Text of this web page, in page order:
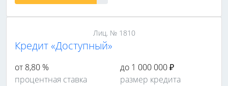
Лиц. № 1810
Кредит «Доступный»
от 8,80 %
процентная ставка
до 1 000 000 ₽
размер кредита